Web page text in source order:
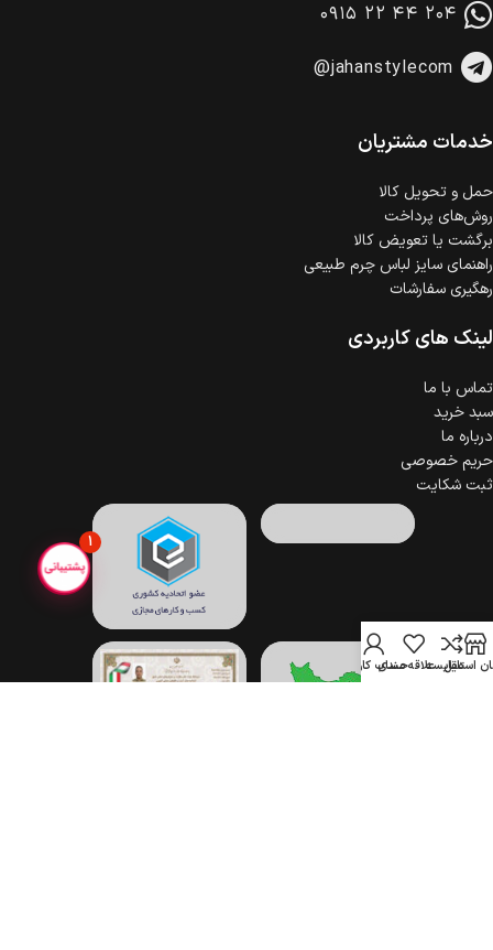
۰۹۱۵ ۲۲ ۴۴ ۲۰۴
@jahanstylecom
خدمات مشتریان
حمل‌ و تحویل کالا
روش‌های پرداخت
برگشت یا تعویض کالا
راهنمای سایز لباس چرم طبیعی
رهگیری سفارشات
لینک های کاربردی
تماس با ما
سبد خرید
درباره ما
حریم خصوصی
ثبت شکایت
استایلمقایسهعلاقه مندی
حساب کاربری
1